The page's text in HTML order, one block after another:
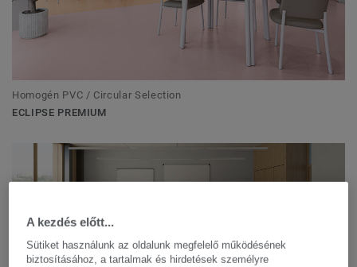
Homogén PVC / Circular Selection
ECLIPSE PREMIUM
A kezdés előtt...
Sütiket használunk az oldalunk megfelelő működésének
biztosításához, a tartalmak és hirdetések személyre